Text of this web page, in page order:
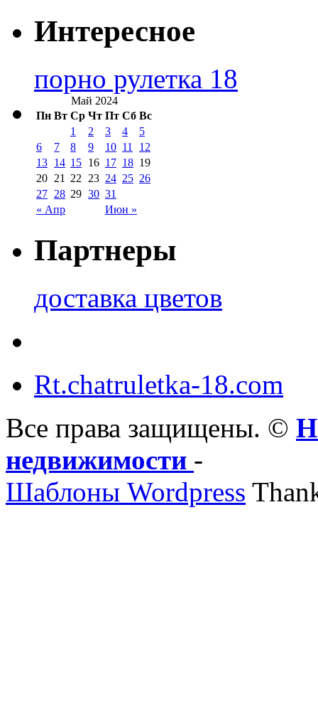
Интересное
порно рулетка 18
Май 2024
Пн Вт Ср Чт Пт Сб Вс
« Апр Июн »
1 2 3 4
5
6
7 8 9 10 11
12
13 14 15 16 17 18 19
20 21 22 23 24 25 26
27 28 29 30 31
Партнеры
доставка цветов
Rt.chatruletka-18.com
Все права защищены. ©
недвижимости -
Шаблоны Wordpress